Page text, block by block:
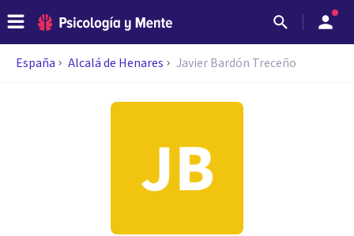
España Alcalá de Henares Javier Bardón Treceño